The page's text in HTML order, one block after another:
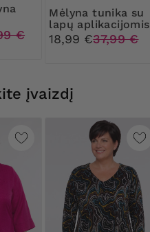
€
Mėlyna tunika su
lapų aplikacijomis
18,99 €37,99 €
įvaizdį